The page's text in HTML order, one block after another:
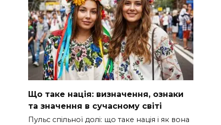
Що таке нація: визначення, ознаки
та значення в сучасному світі
Пульс спільної долі: що таке нація і як вона